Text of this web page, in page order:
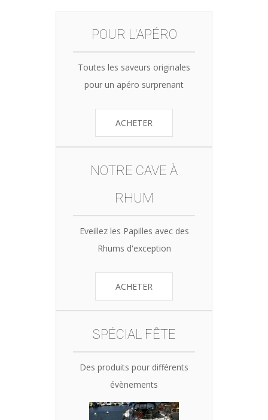
POUR L'APÉRO
Toutes les saveurs originales
pour un apéro surprenant
ACHETER
NOTRE CAVE À
RHUM
Eveillez les Papilles avec des
Rhums d'exception
ACHETER
SPÉCIAL FÊTE
Des produits pour différents
évènements